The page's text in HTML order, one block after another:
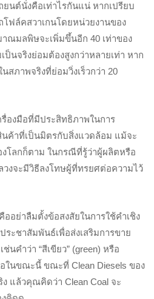
นต์นั่งคือเท่าไรกันแน่ หากเปรียบ
ฟล์คสวาเกนโดยหน่วยงานของ
าณมลพิษจะเพิ่มขึ้นอีก 40 เท่าของ
ป็นจริงย่อมต้องสูงกว่าหลายเท่า หาก
ภาพจริงที่ย่อมวิ่งเร็วกว่า 20
องมือที่มีประสิทธิภาพในการ
ค้าที่เป็นมิตรกับสิ่งแวดล้อม แม้จะ
โลกก็ตาม ในกรณีที่รู้ว่าผู้ผลิตหรือ
งจะมีวิธีลงโทษผู้ที่ทรยศต่อความไว้
อย่าลืมตั้งข้อสงสัยในการใช้คำเชิง
ะชาสัมพันธ์เพื่อส่งเสริมการขาย
คำว่า “สีเขียว” (green) หรือ
ในขณะนี้ ขณะที่ Clean Diesels ของ
แล้วคุณคิดว่า Clean Coal จะ